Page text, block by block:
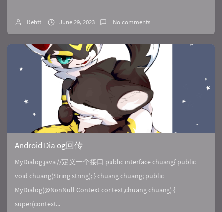
Rehtt June 29, 2023 No comments
Android Dialog回传
MyDialog.java //定义一个接口 public interface chuang{ public
void chuang(String string); } chuang chuang; public
MyDialog(@NonNull Context context,chuang chuang) {
super(context...